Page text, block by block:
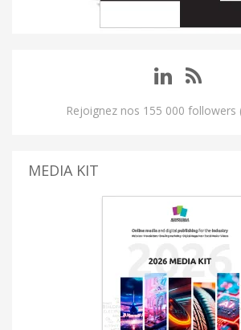
Rejoignez nos 155 000 followers
MEDIA KIT